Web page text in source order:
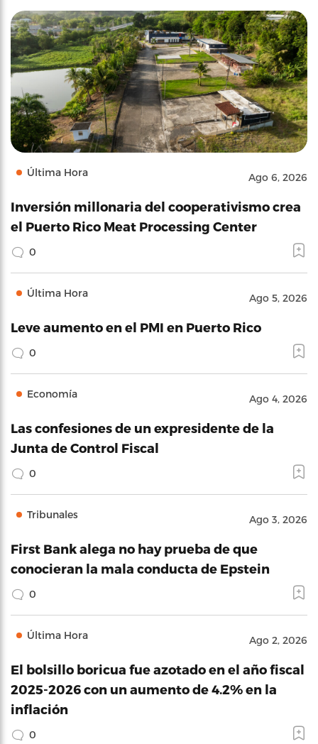
Última Hora Ago 6, 2026
Inversión millonaria del cooperativismo crea
el Puerto Rico Meat Processing Center
0
Última Hora Ago 5, 2026
Leve aumento en el PMI en Puerto Rico
0
Economía Ago 4, 2026
Las confesiones de un expresidente de la
Junta de Control Fiscal
0
Tribunales Ago 3, 2026
First Bank alega no hay prueba de que
conocieran la mala conducta de Epstein
0
Última Hora Ago 2, 2026
El bolsillo boricua fue azotado en el año fiscal
2025-2026 con un aumento de 4.2% en la
inflación
0